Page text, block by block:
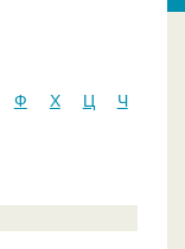
Ф Х Ц Ч